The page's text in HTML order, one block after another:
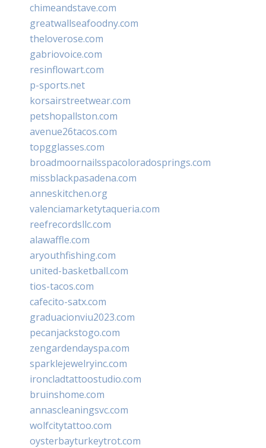
chimeandstave.com
greatwallseafoodny.com
theloverose.com
gabriovoice.com
resinflowart.com
p-sports.net
korsairstreetwear.com
petshopallston.com
avenue26tacos.com
topgglasses.com
broadmoornailsspacoloradosprings.com
missblackpasadena.com
anneskitchen.org
valenciamarketytaqueria.com
reefrecordsllc.com
alawaffle.com
aryouthfishing.com
united-basketball.com
tios-tacos.com
cafecito-satx.com
graduacionviu2023.com
pecanjackstogo.com
zengardendayspa.com
sparklejewelryinc.com
ironcladtattoostudio.com
bruinshome.com
annascleaningsvc.com
wolfcitytattoo.com
oysterbayturkeytrot.com